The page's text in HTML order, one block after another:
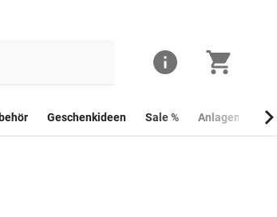
Geschenkideen Sale % Anlagemünzen